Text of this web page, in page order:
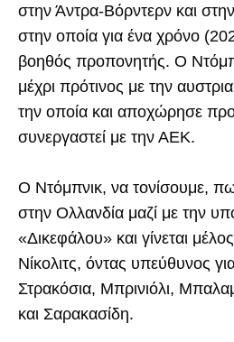
στην Άντρα-Βόρντερν και
στην οποία για ένα χρόνο
βοηθός προπονητής. Ο
μέχρι πρότινος με την
την οποία και αποχώρησε
συνεργαστεί με την ΑΕΚ.
Ο Ντόμπνικ, να τονίσουμε,
στην Ολλανδία μαζί με την
«Δικεφάλου» και γίνεται
Νίκολιτς, όντας υπεύθυνος
Στρακόσια, Μπρινιόλι,
και Σαρακασίδη.